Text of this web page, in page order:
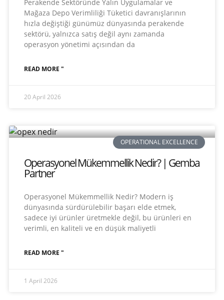
Perakende Sektöründe Yalın Uygulamalar ve
Mağaza Depo Verimliliği Tüketici davranışlarının
hızla değiştiği günümüz dünyasında perakende
sektörü, yalnızca satış değil aynı zamanda
operasyon yönetimi açısından da
READ MORE "
20 April 2026
OPERATIONAL EXCELLENCE
Operasyonel Mükemmellik Nedir? | Gemba
Partner
Operasyonel Mükemmellik Nedir? Modern iş
dünyasında sürdürülebilir başarı elde etmek,
sadece iyi ürünler üretmekle değil, bu ürünleri en
verimli, en kaliteli ve en düşük maliyetli
READ MORE "
1 April 2026